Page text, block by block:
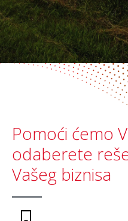
Pomoći ćemo
odaberete
Vašeg biznisa